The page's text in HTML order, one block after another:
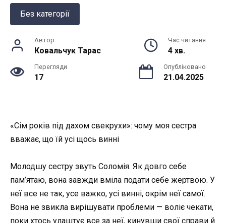
Без категорії
Автор
Ковальчук Тарас
Час читання
4 хв.
Перегляди
17
Опубліковано
21.04.2025
«Сім років під дахом свекрухи»: чому моя сестра
вважає, що їй усі щось винні
Молодшу сестру звуть Соломія. Як довго себе
пам’ятаю, вона завжди вміла подати себе жертвою. У
неї все не так, усе важко, усі винні, окрім неї самої.
Вона не звикла вирішувати проблеми — воліє чекати,
поки хтось улаштує все за неї, кинувши свої справи й